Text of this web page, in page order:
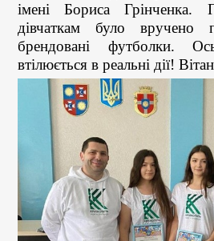
імені Бориса Грінченка.
дівчаткам було вручено
брендовані футболки.
втілюється в реальні дії!